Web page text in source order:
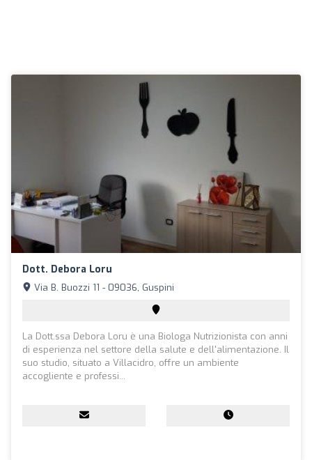
Dott. Debora Loru
Via B. Buozzi 11 - 09036, Guspini
La Dott.ssa Debora Loru è una Biologa Nutrizionista con anni
di esperienza nel settore della salute e dell'alimentazione. Il
suo studio, situato a Villacidro, offre un ambiente
accogliente e professi...